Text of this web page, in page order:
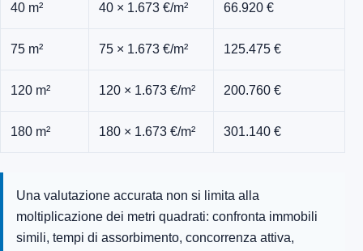
40 m² 40 × 1.673 €/m² 66.920 €
75 m² 75 × 1.673 €/m² 125.475 €
120 m² 120 × 1.673 €/m² 200.760 €
180 m² 180 × 1.673 €/m² 301.140 €
Una valutazione accurata non si limita alla
moltiplicazione dei metri quadrati: confronta immobili
simili, tempi di assorbimento, concorrenza attiva,